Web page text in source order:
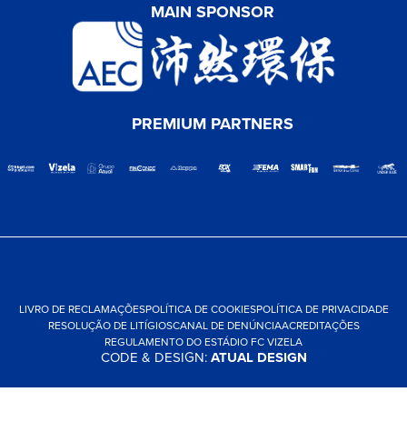
MAIN SPONSOR
PREMIUM PARTNERS
LIVRO DE RECLAMAÇÕESPOLÍTICA DE COOKIESPOLÍTICA DE PRIVACIDADE
RESOLUÇÃO DE LITÍGIOSCANAL DE DENÚNCIAACREDITAÇÕES
REGULAMENTO DO ESTÁDIO FC VIZELA
CODE & DESIGN:ATUAL DESIGN